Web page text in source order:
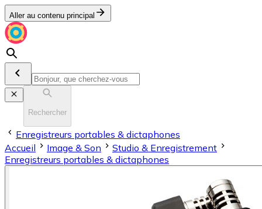
Aller au contenu principal
Rechercher
Enregistreurs portables & dictaphones
Accueil
Image & Son
Stu­dio & En­re­gis­tre­ment
Enregistreurs portables & dictaphones